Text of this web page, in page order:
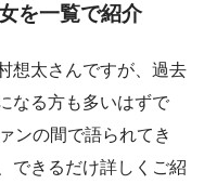
を一覧で紹介
想太さんですが、過去
なる方も多いはずで
ンの間で語られてき
できるだけ詳しくご紹